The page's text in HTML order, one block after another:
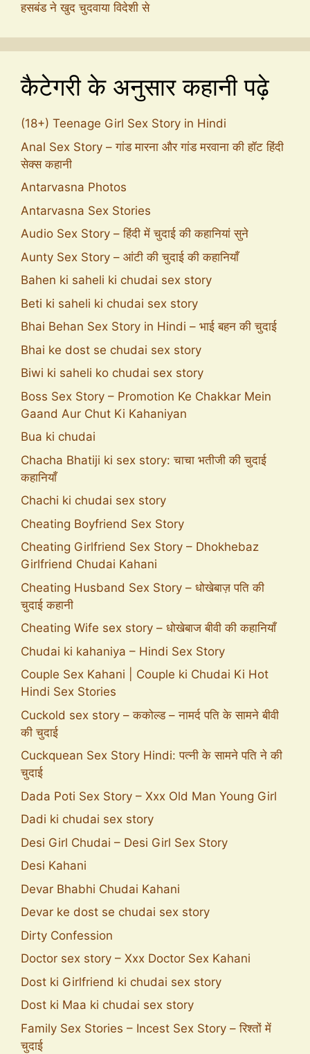
हसबंड ने खुद चुदवाया विदेशी से
कैटेगरी के अनुसार कहानी पढ़े
(18+) Teenage Girl Sex Story in Hindi
Anal Sex Story – गांड मारना और गांड मरवाना की हॉट हिंदी
सेक्स कहानी
Antarvasna Photos
Antarvasna Sex Stories
Audio Sex Story – हिंदी में चुदाई की कहानियां सुने
Aunty Sex Story – आंटी की चुदाई की कहानियाँ
Bahen ki saheli ki chudai sex story
Beti ki saheli ki chudai sex story
Bhai Behan Sex Story in Hindi – भाई बहन की चुदाई
Bhai ke dost se chudai sex story
Biwi ki saheli ko chudai sex story
Boss Sex Story – Promotion Ke Chakkar Mein
Gaand Aur Chut Ki Kahaniyan
Bua ki chudai
Chacha Bhatiji ki sex story: चाचा भतीजी की चुदाई
कहानियाँ
Chachi ki chudai sex story
Cheating Boyfriend Sex Story
Cheating Girlfriend Sex Story – Dhokhebaz
Girlfriend Chudai Kahani
Cheating Husband Sex Story – धोखेबाज़ पति की
चुदाई कहानी
Cheating Wife sex story – धोखेबाज बीवी की कहानियाँ
Chudai ki kahaniya – Hindi Sex Story
Couple Sex Kahani | Couple ki Chudai Ki Hot
Hindi Sex Stories
Cuckold sex story – ककोल्ड – नामर्द पति के सामने बीवी
की चुदाई
Cuckquean Sex Story Hindi: पत्नी के सामने पति ने की
चुदाई
Dada Poti Sex Story – Xxx Old Man Young Girl
Dadi ki chudai sex story
Desi Girl Chudai – Desi Girl Sex Story
Desi Kahani
Devar Bhabhi Chudai Kahani
Devar ke dost se chudai sex story
Dirty Confession
Doctor sex story – Xxx Doctor Sex Kahani
Dost ki Girlfriend ki chudai sex story
Dost ki Maa ki chudai sex story
Family Sex Stories – Incest Sex Story – रिश्तों में
चुदाई